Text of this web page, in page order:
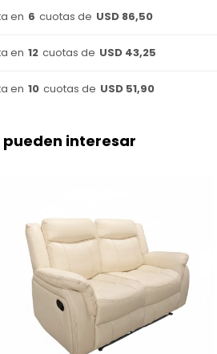
en 6 cuotas de USD 86,50
en 12 cuotas de USD 43,25
en 10 cuotas de USD 51,90
interesar